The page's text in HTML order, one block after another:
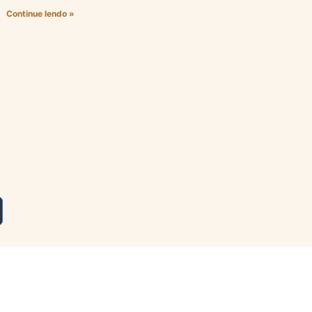
Continue lendo »